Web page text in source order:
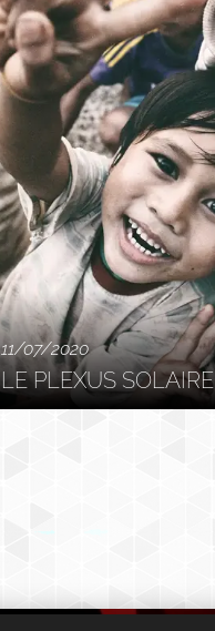
11/07/2020
LE PLEXUS SOLAIRE